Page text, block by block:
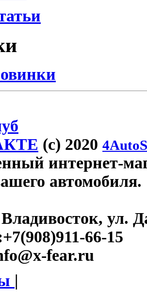
(c) 2020
интернет-
автомобиля.
Владивосток, ул.
+7(908)911-66-15
fear.ru
|